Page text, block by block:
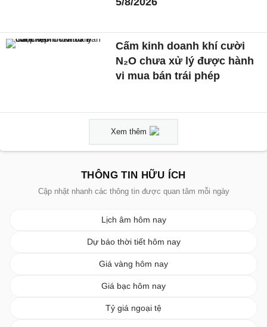
Cấm kinh doanh khí cười
N₂O chưa xử lý được hành
vi mua bán trái phép
Xem thêm
THÔNG TIN HỮU ÍCH
Cập nhật nhanh các thông tin được quan tâm mỗi ngày
Lịch âm hôm nay
Dự báo thời tiết hôm nay
Giá vàng hôm nay
Giá bạc hôm nay
Tỷ giá ngoại tệ